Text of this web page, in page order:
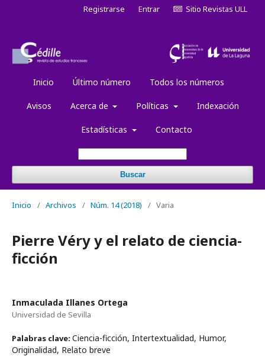
Inicio Último número Todos los números
Avisos Acerca de Políticas Indexación
Estadísticas Contacto
Buscar
Registrarse Entrar Sitio Revistas ULL
Inicio / Archivos / Núm. 14 (2018) / Varia
Pierre Véry y el relato de ciencia-
ficción
Inmaculada Illanes Ortega
Universidad de Sevilla
Palabras clave: Ciencia-ficción, Intertextualidad, Humor,
Originalidad, Relato breve